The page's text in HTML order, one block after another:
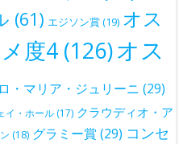
(61) エジソン賞(19) オス
度4 (126)オス
・マリア・ジュリーニ (29)
イ・ホール (17) クラウディオ・ア
(18) グラミー賞 (29) コンセ